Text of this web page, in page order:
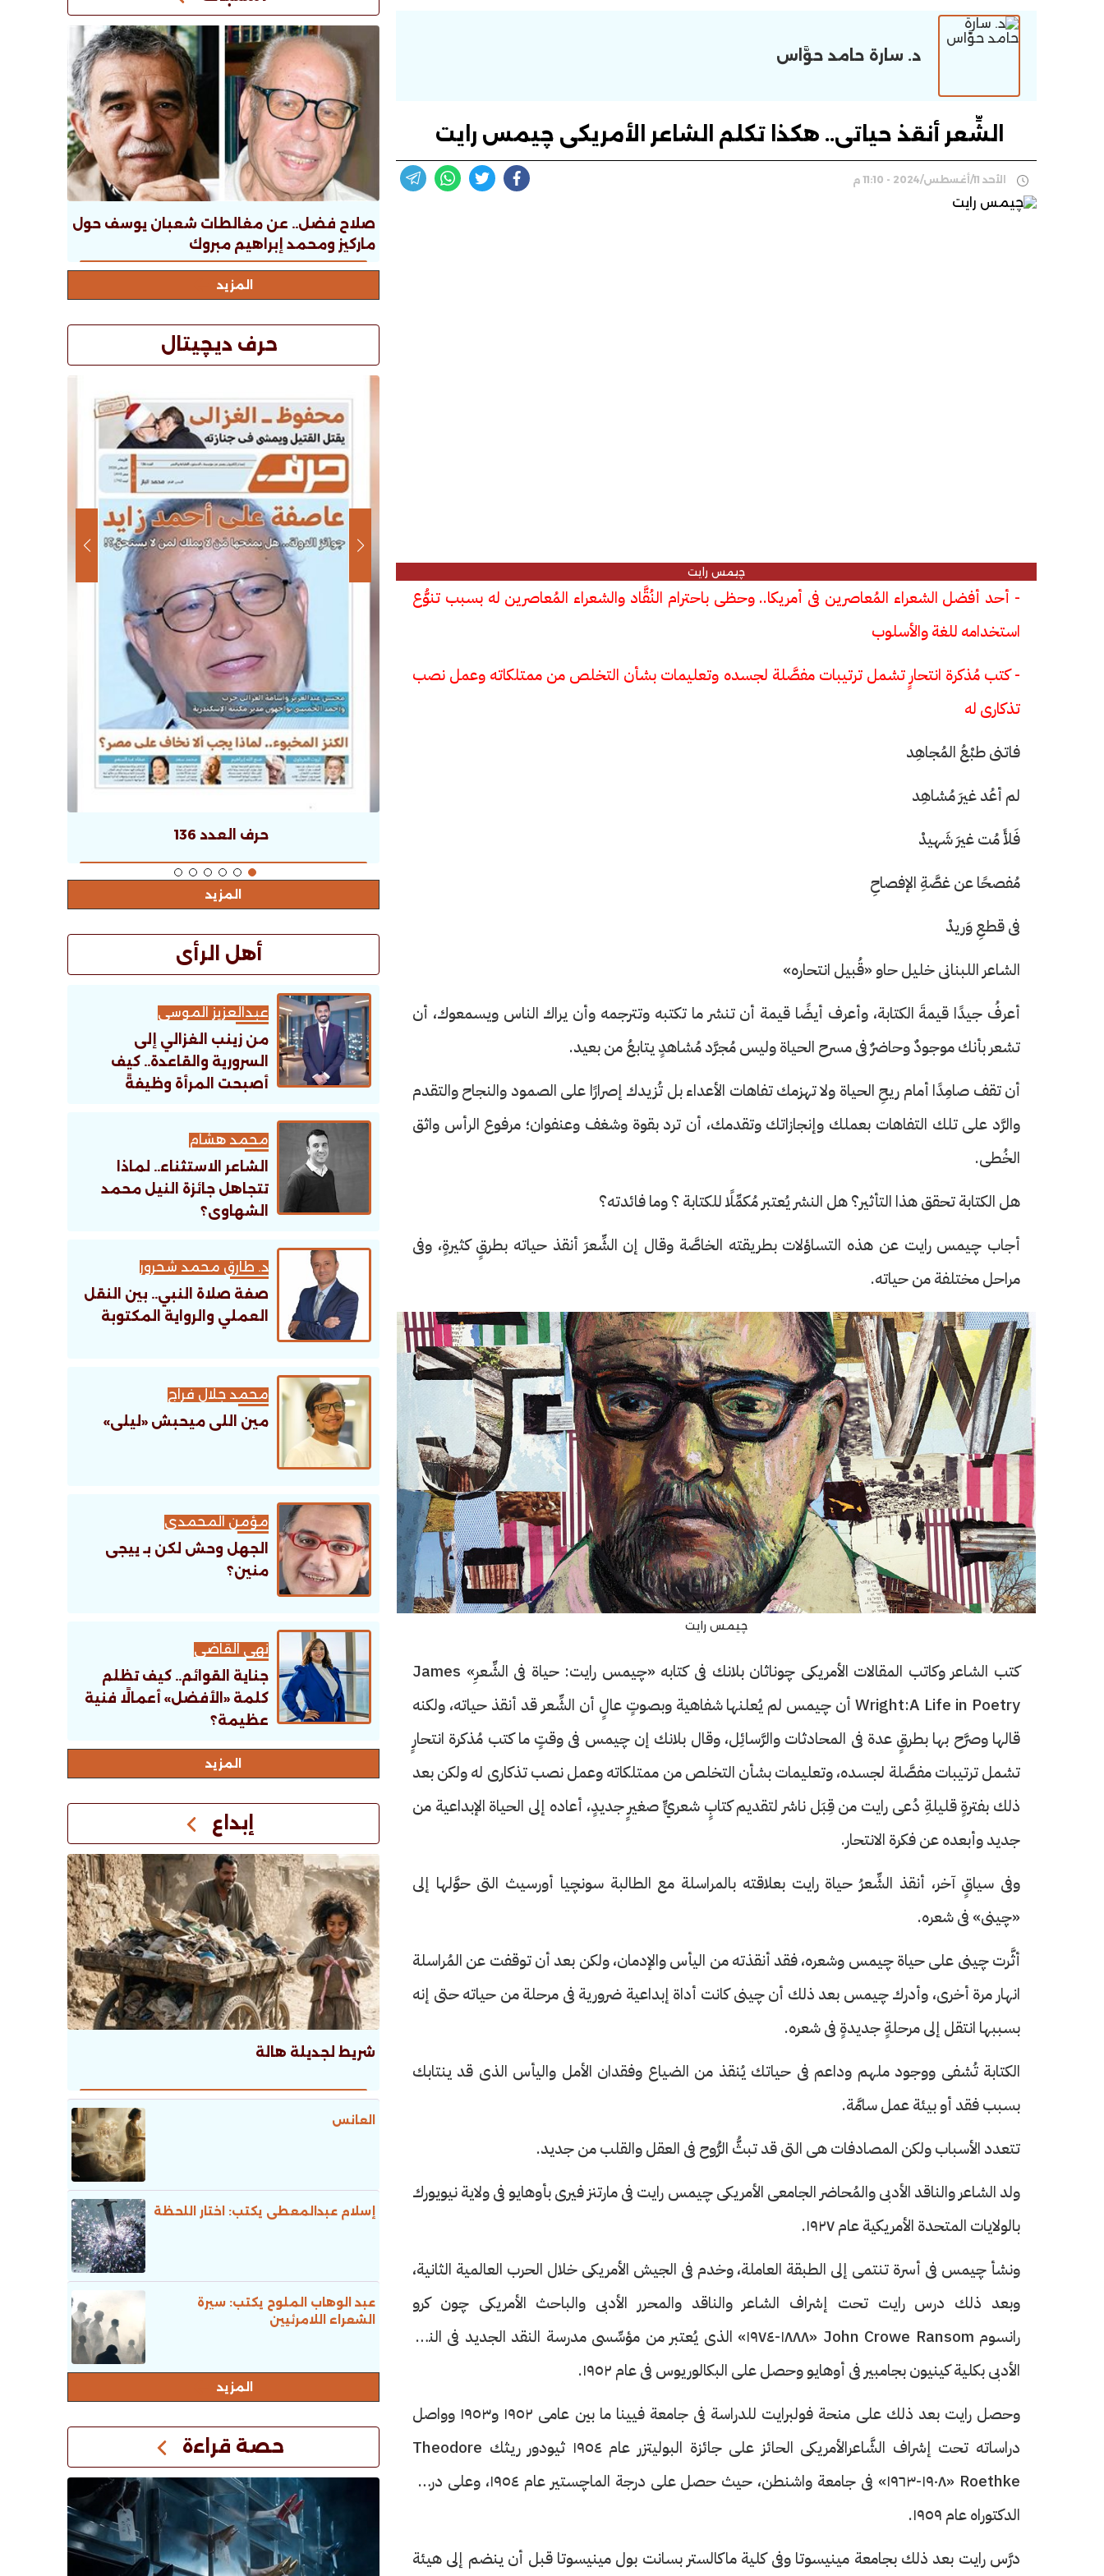
د. سارة حامد حوَّاس
الشِّعر أنقذ حياتى.. هكذا تكلم الشاعر الأمريكى چيمس رايت
الأحد 11/أغسطس/2024 - 11:10 م
چيمس رايت
- أحد أفضل الشعراء المُعاصرين فى أمريكا.. وحظى باحترام النُقَّاد والشعراء المُعاصرين له بسبب تنوُّع
استخدامه للغة والأسلوب
- كتب مُذكرة انتحارٍ تشمل ترتيبات مفصَّلة لجسده وتعليمات بشأن التخلص من ممتلكاته وعمل نصب
تذكارى له
فاتنى طبْعُ المُجاهِد
لم أعُد غيرَ مُشاهِد
فَلأَ مُت غيرَ شَهيدْ
مُفصحًا عن غصَّةِ الإفصاحِ
فى قطعِ وَريدْ
الشاعر اللبنانى خليل حاو «قُبيل انتحاره»
أعرفُ جيدًا قيمةَ الكتابة، وأعرف أيضًا قيمة أن تنشر ما تكتبه وتترجمه وأن يراك الناس ويسمعوك، أن
تشعر بأنك موجودٌ وحاضرٌ فى مسرح الحياة وليس مُجرَّد مُشاهدٍ يتابعُ من بعيد.
أن تقف صامِدًا أمام ريحِ الحياة ولا تهزمك تفاهات الأعداء بل تُزيدك إصرارًا على الصمود والنجاح والتقدم
والرَّد على تلك التفاهات بعملك وإنجازاتك وتقدمك، أن ترد بقوة وشغف وعنفوان؛ مرفوع الرأس واثق
الخُطى.
هل الكتابة تحقق هذا التأثير؟ هل النشر يُعتبر مُكمِّلًا للكتابة ؟ وما فائدته؟
أجاب چيمس رايت عن هذه التساؤلات بطريقته الخاصَّة وقال إن الشِّعرَ أنقذ حياته بطرقٍ كثيرةٍ، وفى
مراحل مختلفة من حياته.
چيمس رايت
كتب الشاعر وكاتب المقالات الأمريكى چوناثان بلانك فى كتابه «چيمس رايت: حياة فى الشِّعرِ» James
Wright:A Life in Poetry أن چيمس لم يُعلنها شفاهية وبصوتٍ عالٍ أن الشِّعر قد أنقذ حياته، ولكنه
قالها وصرَّح بها بطرقٍ عدة فى المحادثات والرَّسائِل، وقال بلانك إن چيمس فى وقتٍ ما كتب مُذكرة انتحارٍ
تشمل ترتيبات مفصَّلة لجسده، وتعليمات بشأن التخلص من ممتلكاته وعمل نصب تذكارى له ولكن بعد
ذلك بفترةٍ قليلةِ دُعى رايت من قِبَل ناشر لتقديم كتابٍ شعريٍّ صغيرٍ جديدٍ، أعاده إلى الحياة الإبداعية من
جديد وأبعده عن فكرة الانتحار.
وفى سياقٍ آخر، أنقذ الشِّعرُ حياة رايت بعلاقته بالمراسلة مع الطالبة سونچيا أورسيث التى حوَّلها إلى
«چينى» فى شعره.
أثَّرت چينى على حياة چيمس وشعره، فقد أنقذته من اليأس والإدمان، ولكن بعد أن توقفت عن المُراسلة
انهار مرة أخرى، وأدرك چيمس بعد ذلك أن چينى كانت أداة إبداعية ضرورية فى مرحلة من حياته حتى إنه
بسببها انتقل إلى مرحلةٍ جديدةٍ فى شعره.
الكتابة تُشفى ووجود ملهم وداعم فى حياتك يُنقذ من الضياع وفقدان الأمل واليأس الذى قد ينتابك
بسبب فقد أو بيئة عمل سامَّة.
تتعدد الأسباب ولكن المصادفات هى التى قد تبثُّ الرُّوح فى العقل والقلب من جديد.
ولد الشاعر والناقد الأدبى والمُحاضر الجامعى الأمريكى چيمس رايت فى مارتنز فيرى بأوهايو فى ولاية نيويورك
بالولايات المتحدة الأمريكية عام ١٩٢٧.
ونشأ چيمس فى أسرة تنتمى إلى الطبقة العاملة، وخدم فى الجيش الأمريكى خلال الحرب العالمية الثانية،
وبعد ذلك درس رايت تحت إشراف الشاعر والناقد والمحرر الأدبى والباحث الأمريكى چون كرو
رانسوم John Crowe Ransom «١٨٨٨-١٩٧٤» الذى يُعتبر من مؤسِّسى مدرسة النقد الجديد فى النقد
الأدبى بكلية كينيون بجامبير فى أوهايو وحصل على البكالوريوس فى عام ١٩٥٢.
وحصل رايت بعد ذلك على منحة فولبرايت للدراسة فى جامعة فيينا ما بين عامى ١٩٥٢ و١٩٥٣ وواصل
دراساته تحت إشراف الشَّاعرالأمريكى الحائز على جائزة البوليتزر عام ١٩٥٤ ثيودور ريثك Theodore
Roethke «١٩٠٨-١٩٦٣» فى جامعة واشنطن، حيث حصل على درجة الماچستير عام ١٩٥٤، وعلى درجة
الدكتوراه عام ١٩٥٩.
درَّس رايت بعد ذلك بجامعة مينيسوتا وفى كلية ماكالستر بسانت بول مينيسوتا قبل أن ينضم إلى هيئة
صلاح فضل.. عن مغالطات شعبان يوسف حول
ماركيز ومحمد إبراهيم مبروك
المزيد
حرف ديچيتال
حرف العدد 133 حرف العدد 136
المزيد
أهل الرأى
عبدالعزيز الموسى
من زينب الغزالي إلى
السرورية والقاعدة.. كيف
أصبحت المرأة وظيفةً
محمد هشام
الشاعر الاستثناء.. لماذا
تتجاهل جائزة النيل محمد
الشهاوى؟
د. طارق محمد شحرور
صفة صلاة النبي.. بين النقل
العملي والرواية المكتوبة
محمد جلال فراج
مين اللى ميحبش «ليلى»
مؤمن المحمدى
الجهل وحش لكن بـ ييجى
منين؟
نهى القاضى
جناية القوائم.. كيف تظلم
كلمة «الأفضل» أعمالًا فنية
عظيمة؟
اﻟﻤﺰﻳﺪ
إبداع
شريط لجديلة هالة
العانس
إسلام عبدالمعطى يكتب: اختار اللحظة
عبد الوهاب الملوح يكتب: سيرة
الشعراء اللامرئيين
المزيد
حصة قراءة